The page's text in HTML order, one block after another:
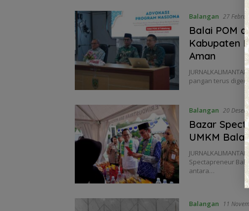
Balangan 27
Balai POM
Kabupaten
Aman
pangan terus
Balangan 20
Bazar
UMKM
Spectapreneur
antara…
Balangan 11